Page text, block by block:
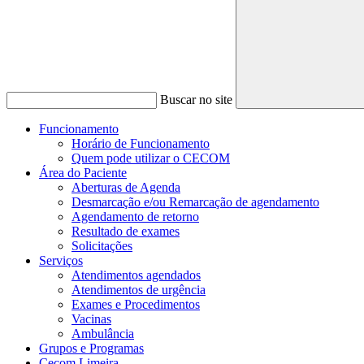
Buscar no site
Funcionamento
Horário de Funcionamento
Quem pode utilizar o CECOM
Área do Paciente
Aberturas de Agenda
Desmarcação e/ou Remarcação de agendamento
Agendamento de retorno
Resultado de exames
Solicitações
Serviços
Atendimentos agendados
Atendimentos de urgência
Exames e Procedimentos
Vacinas
Ambulância
Grupos e Programas